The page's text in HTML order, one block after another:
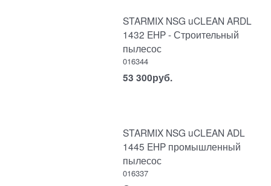
STARMIX NSG uCLEAN ARDL
1432 EHP - Строительный
пылесос
016344
53 300руб.
STARMIX NSG uCLEAN ADL
1445 EHP промышленный
пылесос
016337